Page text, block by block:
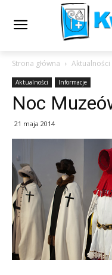
Strona główna Aktualności
Aktualności Informacje
Noc
21 maja 2014